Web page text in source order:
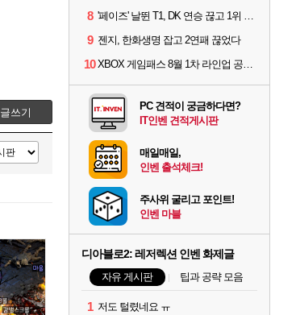
글쓰기
8 '페이즈' 날뛴 T1, DK 연승 끊고 1위 지켜
9 젠지, 한화생명 잡고 2연패 끊었다
10 XBOX 게임패스 8월 1차 라인업 공개... '비스트 오브 리인카네이션' 즉시 합류
PC 견적이 궁금하다면?
IT인벤 견적게시판
매일매일,
인벤 출석체크!
주사위 굴리고 포인트!
인벤 마블
디아블로2: 레저렉션 인벤 화제글
자유 게시판 팁과 공략 모음
1 저도 털렸네요 ㅠ